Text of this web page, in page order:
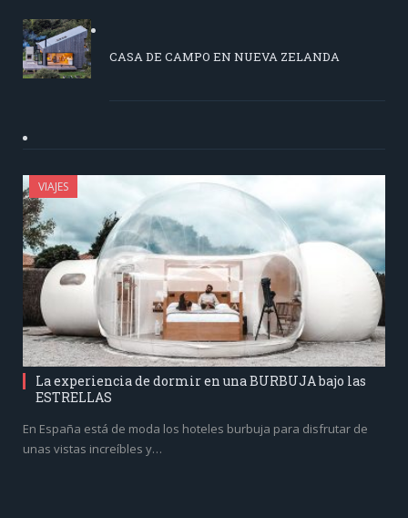
CASA DE CAMPO EN NUEVA ZELANDA
VIAJES
La experiencia de dormir en una BURBUJA bajo las
ESTRELLAS
En España está de moda los hoteles burbuja para disfrutar de
unas vistas increíbles y…